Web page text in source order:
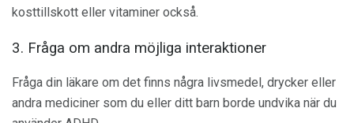
kosttillskott eller vitaminer också.
3. Fråga om andra möjliga interaktioner
Fråga din läkare om det finns några livsmedel, drycker eller
andra mediciner som du eller ditt barn borde undvika när du